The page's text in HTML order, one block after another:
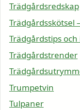
Trädgårdsredskap
Trädgårdsskötsel
Trädgårdstips
Trädgårdstrender
Trumpetvin
Tulpaner